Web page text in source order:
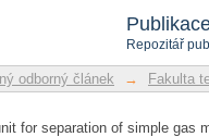
Repozitář
for
odborný článek → Fakulta
for separation of simple gas